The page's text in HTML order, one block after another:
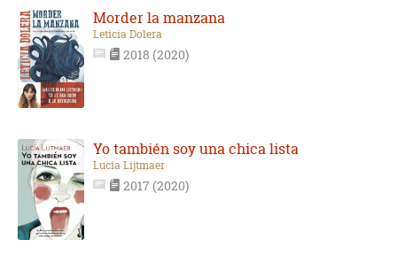
Morder la manzana
Leticia Dolera
2018 (2020)
Yo también soy una chica lista
Lucía Lijtmaer
2017 (2020)